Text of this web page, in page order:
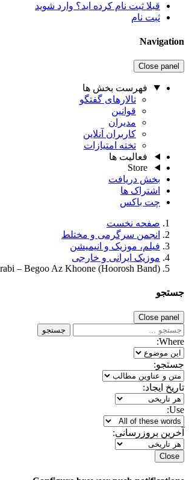
قبلا ثبت نام کرده اید؟ وارد شوید
ثبت نام
Navigation
Close panel
فهرست بخش ها
تالارهای گفتگو
قوانین
مدیران
کاربران آنلاین
تخته امتیازات
فعالیت ها
Store
بخش دریافت
اشتراک ها
چت باکس
صفحه نخست
انجمن سرگرمی و مختلط
فیلم، موزیک و انیمیشن
موزیک ایرانی و خارجی
– Begoo Az Khoone (Hoorosh Band)
جستجو
Close panel
جستجو
Where:
جستجو:
تاریخ ایجاد:
Use:
آخرین بروزرسانی:
Close